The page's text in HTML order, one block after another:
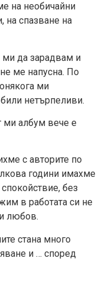
на необичайни
на спазване на
ми да зарадвам и
ме напусна. По
ми
нетърпеливи.
ми албум вече е
с авторите по
години имахме
без
в работата си не
любов.
стана много
и … според